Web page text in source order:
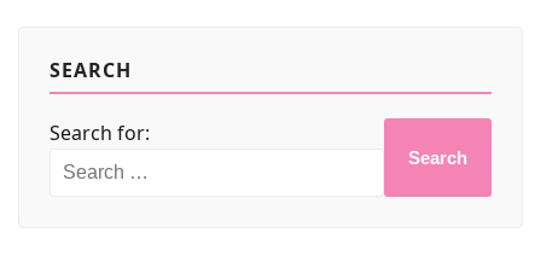
SEARCH
Search for:
Search